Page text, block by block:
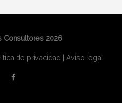
Consultores 2026
de privacidad | Aviso legal